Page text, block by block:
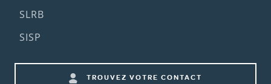
Footer
(2nd
SLRB
SISP
Footer
TROUVEZ VOTRE CONTACT